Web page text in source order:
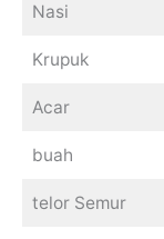
Nasi
Krupuk
Acar
buah
telor Semur